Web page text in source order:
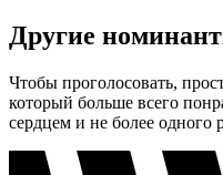
Другие
Чтобы проголосовать,
который больше всего
сердцем и не более одного